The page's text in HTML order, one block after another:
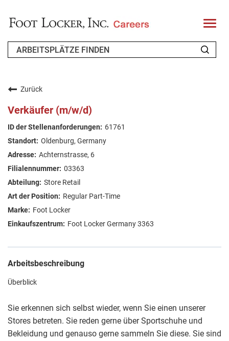
T
o
l
FAQ
ARBEIT SUCHEN
Zurück
Verkäufer (m/w/d)
61761
Oldenburg, Germany
Achternstrasse, 6
03363
Store Retail
Regular Part-Time
Foot Locker
Foot Locker Germany 3363
Arbeitsbeschreibung
Überblick
Sie erkennen sich selbst wieder, wenn Sie einen unserer
Stores betreten. Sie reden gerne über Sportschuhe und
Bekleidung und genauso gerne sammeln Sie diese. Sie sind